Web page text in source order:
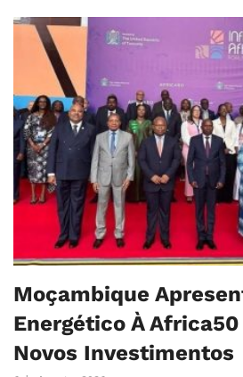
Moçambique
Energético À
Novos Investimentos